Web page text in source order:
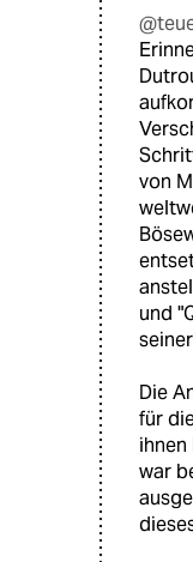
von
und
Die
für
war